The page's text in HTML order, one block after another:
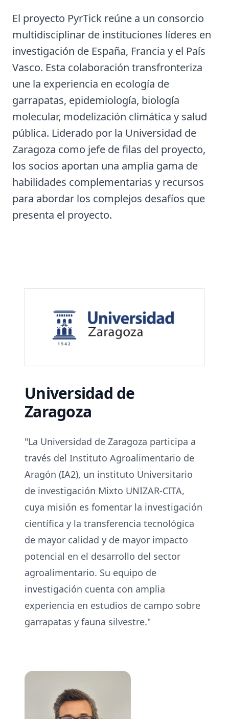
El proyecto PyrTick reúne a un consorcio
multidisciplinar de instituciones líderes en
investigación de España, Francia y el País
Vasco. Esta colaboración transfronteriza
une la experiencia en ecología de
garrapatas, epidemiología, biología
molecular, modelización climática y salud
pública. Liderado por la Universidad de
Zaragoza como jefe de filas del proyecto,
los socios aportan una amplia gama de
habilidades complementarias y recursos
para abordar los complejos desafíos que
presenta el proyecto.
Universidad de
Zaragoza
"La Universidad de Zaragoza participa a
través del Instituto Agroalimentario de
Aragón (IA2), un instituto Universitario
de investigación Mixto UNIZAR-CITA,
cuya misión es fomentar la investigación
científica y la transferencia tecnológica
de mayor calidad y de mayor impacto
potencial en el desarrollo del sector
agroalimentario. Su equipo de
investigación cuenta con amplia
experiencia en estudios de campo sobre
garrapatas y fauna silvestre."